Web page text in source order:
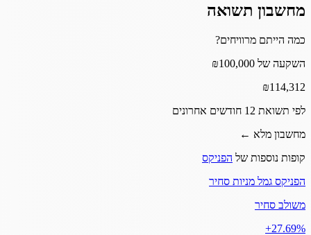
מחשבון תשואה
כמה הייתם מרוויחים?
השקעה של ₪100,000
₪114,312
לפי תשואת 12 חודשים אחרונים
מחשבון מלא ←
קופות נוספות של הפניקס
הפניקס גמל מניות סחיר
משולב סחיר
‎+27.69%